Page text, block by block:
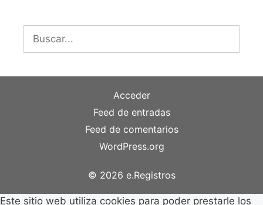
Buscar:
Acceder
Feed de entradas
Feed de comentarios
WordPress.org
© 2026 e.Registros
Este sitio web utiliza cookies para poder prestarle los